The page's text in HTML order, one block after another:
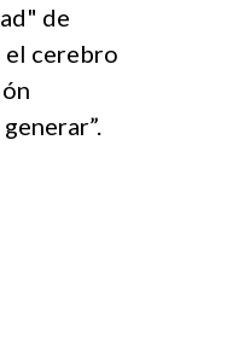
de
el cerebro